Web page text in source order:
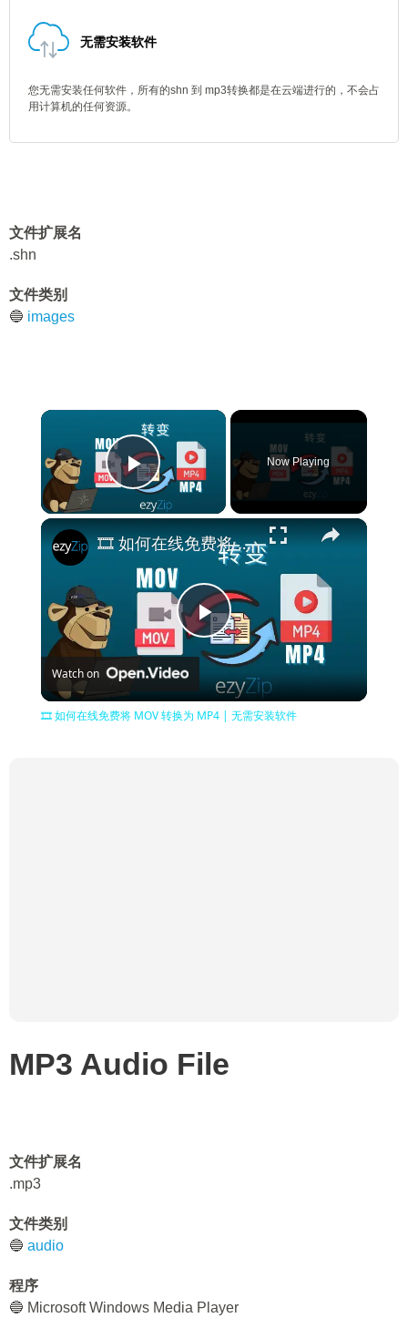
无需安装软件
您无需安装任何软件，所有的shn 到 mp3转换都是在云端进行的，不会占
用计算机的任何资源。
文件扩展名
.shn
文件类别
🔵 images
×
Play Video
Now Playing
×
Play
Video
🎞️ 如何在线免费将 MOV 转换为 MP4 | 无需安装软件
Watch on
🎞️ 如何在线免费将 MOV 转换为 MP4 | 无需安装软件
MP3 Audio File
文件扩展名
.mp3
文件类别
🔵 audio
程序
🔵 Microsoft Windows Media Player